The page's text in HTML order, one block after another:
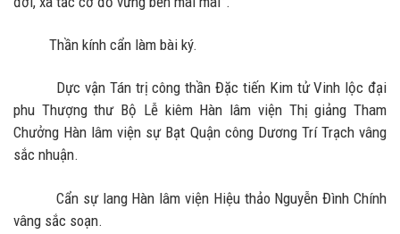
Thần kính cẩn làm bài ký.
Dực vận Tán trị công thần Đặc tiến Kim tử Vinh lộc đại
phu Thượng thư Bộ Lễ kiêm Hàn lâm viện Thị giảng Tham
Chưởng Hàn lâm viện sự Bạt Quận công Dương Trí Trạch vâng
sắc nhuận.
Cẩn sự lang Hàn lâm viện Hiệu thảo Nguyễn Đình Chính
vâng sắc soạn.